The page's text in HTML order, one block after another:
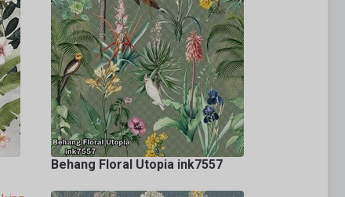
Behang Floral Utopia ink7557